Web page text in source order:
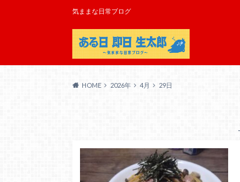
気ままな日常ブログ
HOME 2026年 4月 29日